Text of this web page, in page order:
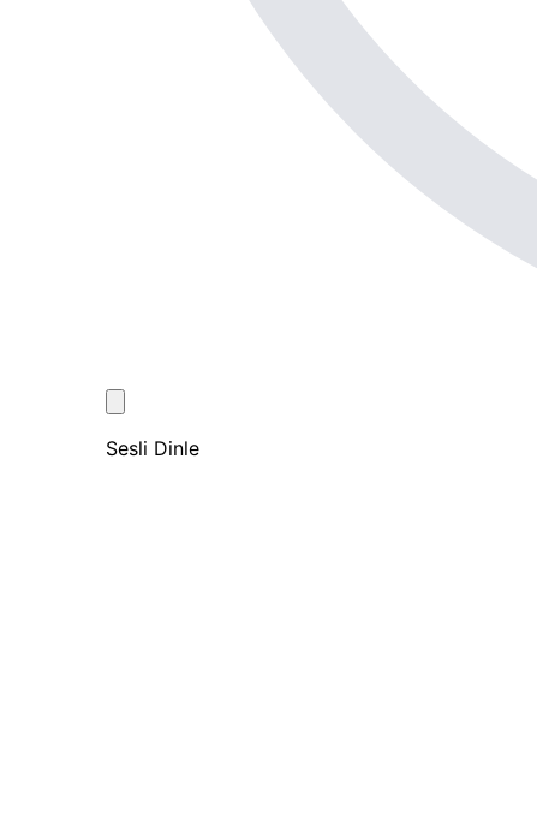
Sesli Dinle